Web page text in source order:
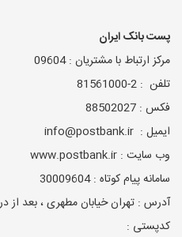
پست بانک ایران
مرکز ارتباط با مشتریان : 09604
تلفن : 2-81561000
فکس : 88502027
ایمیل : info@postbank.ir
وب سایت : www.postbank.ir
سامانه پیام کوتاه : 30009604
آدرس : تهران خیابان مطهری ، بعد از
کدپستی :